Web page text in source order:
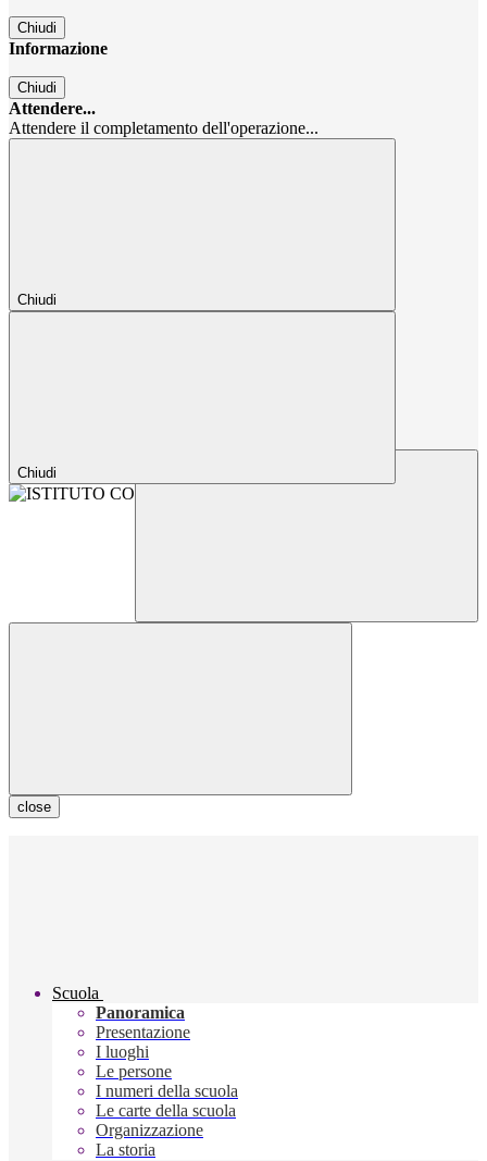
Chiudi
Informazione
Chiudi
Attendere...
Attendere il completamento dell'operazione...
Chiudi
Chiudi
close
Scuola
Panoramica
Presentazione
I luoghi
Le persone
I numeri della scuola
Le carte della scuola
Organizzazione
La storia